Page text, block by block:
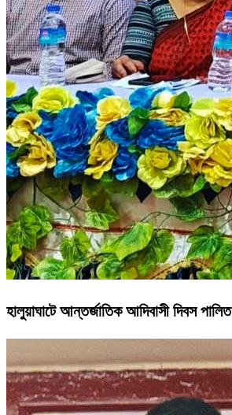
হালুয়াঘাটে আন্তর্জাতিক আদিবাসী দিবস পালিত